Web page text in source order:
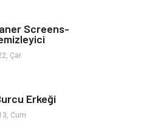
Malzemeleri
Screens-
Çar
Erkeği
Cum